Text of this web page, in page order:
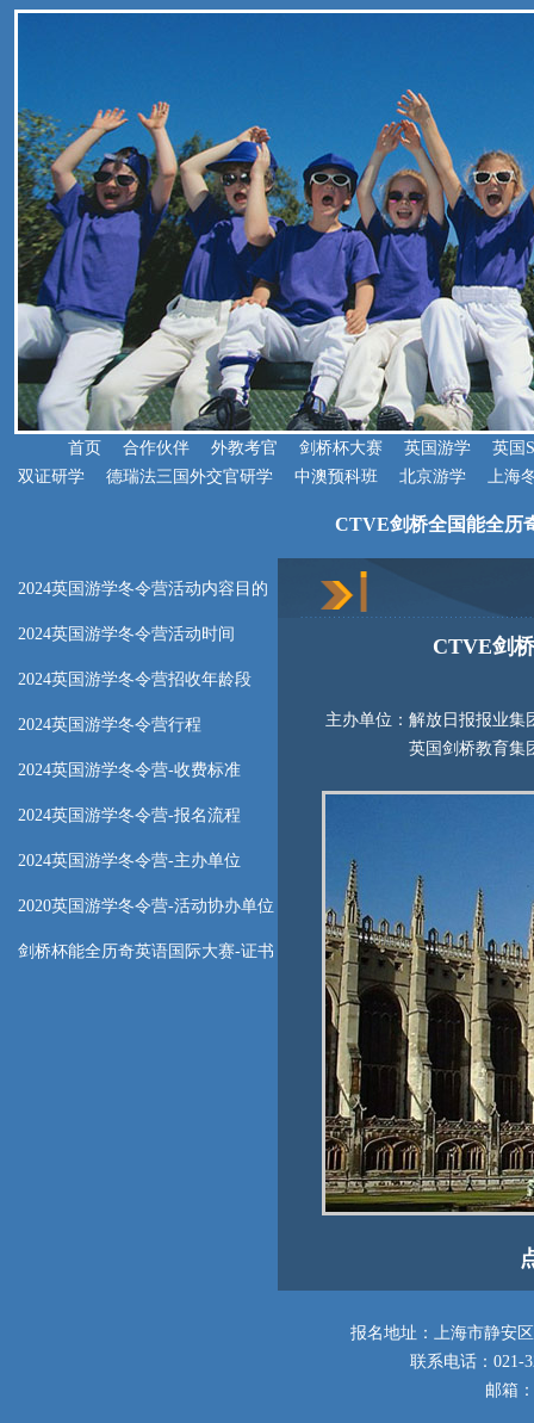
首页 合作伙伴 外教考官 剑桥杯大赛 英国游学
英国
双证研学
德瑞法三国外交官研学 中澳预科班 北京游学 上海
CTVE剑桥全国能全历
2024英国游学冬令营活动内容目的
2024英国游学冬令营活动时间
2024英国游学冬令营招收年龄段
2024英国游学冬令营行程
2024英国游学冬令营-收费标准
2024英国游学冬令营-报名流程
2024英国游学冬令营-主办单位
2020英国游学冬令营-活动协办单位
剑桥杯能全历奇英语国际大赛-证书
CTVE剑
主办单位：解放日报报业集
英国剑桥教育集
报名地址：上海市静安
联系电话：021-
邮箱